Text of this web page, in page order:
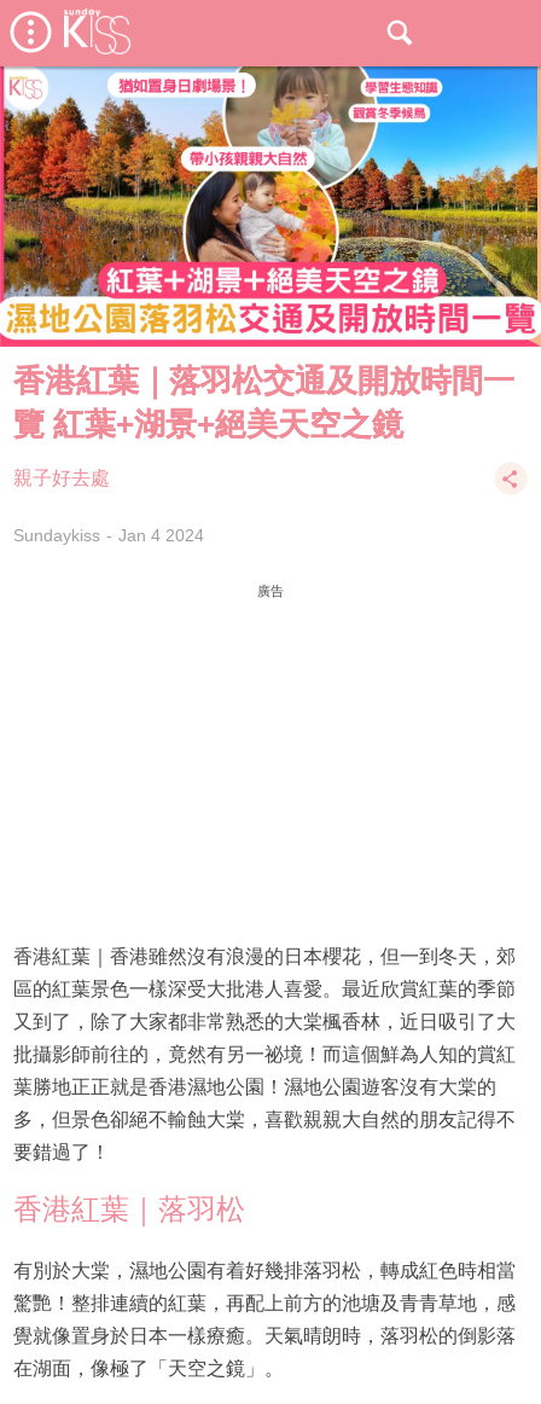
香港紅葉｜落羽松交通及開放時間一
覽 紅葉+湖景+絕美天空之鏡
親子好去處
Sundaykiss Jan 4 2024
廣告
香港紅葉｜香港雖然沒有浪漫的日本櫻花，但一到冬天，郊
區的紅葉景色一樣深受大批港人喜愛。最近欣賞紅葉的季節
又到了，除了大家都非常熟悉的大棠楓香林，近日吸引了大
批攝影師前往的，竟然有另一祕境！而這個鮮為人知的賞紅
葉勝地正正就是香港濕地公園！濕地公園遊客沒有大棠的
多，但景色卻絕不輸蝕大棠，喜歡親親大自然的朋友記得不
要錯過了！
香港紅葉｜落羽松
有別於大棠，濕地公園有着好幾排落羽松，轉成紅色時相當
驚艷！整排連續的紅葉，再配上前方的池塘及青青草地，感
覺就像置身於日本一樣療癒。天氣晴朗時，落羽松的倒影落
在湖面，像極了「天空之鏡」。